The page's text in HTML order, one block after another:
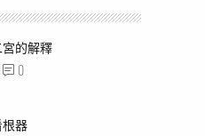
的解釋
0
器